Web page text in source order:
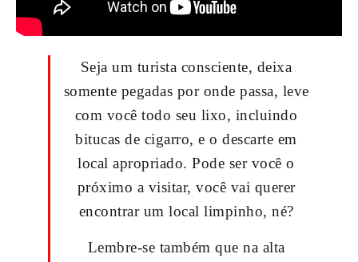
Seja um turista consciente, deixa
somente pegadas por onde passa, leve
com você todo seu lixo, incluindo
bitucas de cigarro, e o descarte em
local apropriado. Pode ser você o
próximo a visitar, você vai querer
encontrar um local limpinho, né?
Lembre-se também que na alta